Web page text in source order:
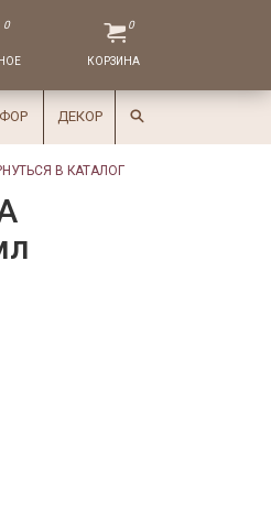
0 0
КОРЗИНА
ДЕКОР
В КАТАЛОГ